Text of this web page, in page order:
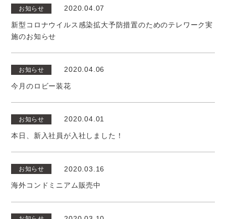
保有物件
採用情報
お知らせ 2020.04.07
新型コロナウイルス感染拡大予防措置のためのテレワーク実
施のお知らせ
お知らせ 2020.04.06
今月のロビー装花
お知らせ 2020.04.01
本日、新入社員が入社しました！
お知らせ 2020.03.16
海外コンドミニアム販売中